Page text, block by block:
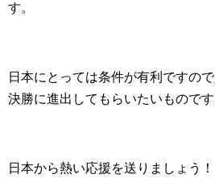
す。
日本にとっては条件が有利ですの
決勝に進出してもらいたいものです
日本から熱い応援を送りましょう！